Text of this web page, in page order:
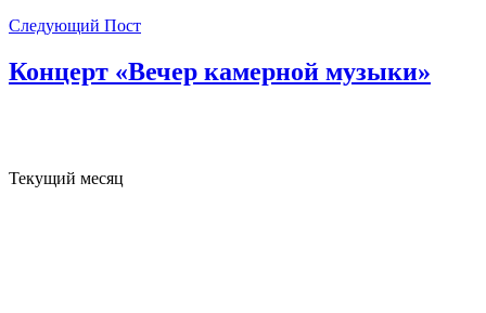
Следующий Пост
Концерт «Вечер камерной музыки»
Текущий месяц